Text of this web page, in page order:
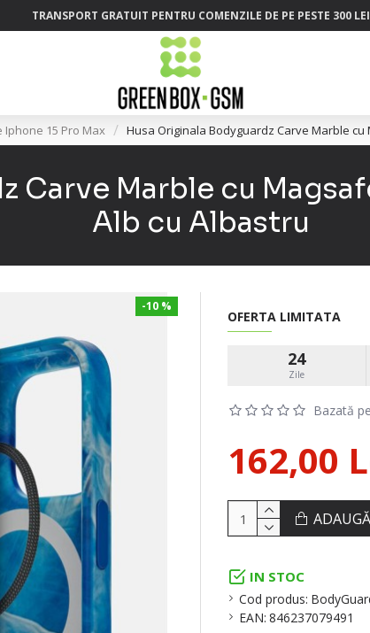
TRANSPORT GRATUIT PENTRU COMENZILE DE PE PESTE 300 LEI
Iphone 15 Pro Max Husa Originala Bodyguardz Carve Marble
Carve Marble cu
Alb cu Albastru
-10 %
IN STOC
Cod produs:
EAN: 846237079491
Bazată
OFERTA LIMITATA
24
Zile
162,00